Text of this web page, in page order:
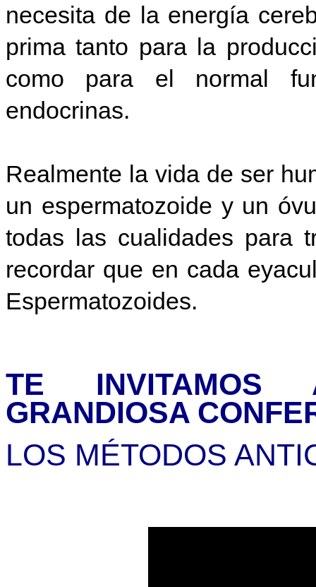
necesita de la energía
prima tanto para la
como para el normal
endocrinas.
Realmente la vida de ser
un espermatozoide y un
todas las cualidades para
recordar que en cada
Espermatozoides.
TE INVITAMOS
GRANDIOSA
LOS MÉTODOS